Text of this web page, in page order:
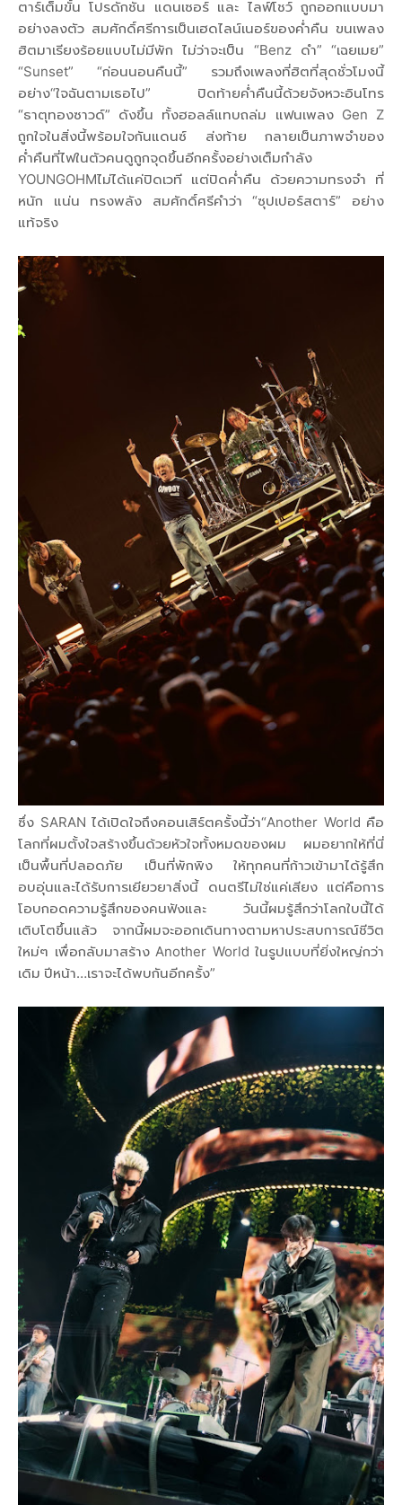
ตาร์เต็มขั้น โปรดักชัน แดนเซอร์ และ ไลฟ์โชว์ ถูกออกแบบมา
อย่างลงตัว สมศักดิ์ศรีการเป็นเฮดไลน์เนอร์ของค่ำคืน ขนเพลง
ฮิตมาเรียงร้อยแบบไม่มีพัก ไม่ว่าจะเป็น “Benz ดำ” “เฉยเมย”
“Sunset” “ก่อนนอนคืนนี้” รวมถึงเพลงที่ฮิตที่สุดชั่วโมงนี้
อย่าง“ใจฉันตามเธอไป” ปิดท้ายค่ำคืนนี้ด้วยจังหวะอินโทร
“ธาตุทองซาวด์” ดังขึ้น ทั้งฮอลล์แทบถล่ม แฟนเพลง Gen Z
ถูกใจในสิ่งนี้พร้อมใจกันแดนซ์ ส่งท้าย กลายเป็นภาพจำของ
ค่ำคืนที่ไฟในตัวคนดูถูกจุดขึ้นอีกครั้งอย่างเต็มกำลัง
YOUNGOHMไม่ได้แค่ปิดเวที แต่ปิดค่ำคืน ด้วยความทรงจำ ที่
หนัก แน่น ทรงพลัง สมศักดิ์ศรีคำว่า “ซุปเปอร์สตาร์” อย่าง
แท้จริง
ซึ่ง SARAN ได้เปิดใจถึงคอนเสิร์ตครั้งนี้ว่า“Another World คือ
โลกที่ผมตั้งใจสร้างขึ้นด้วยหัวใจทั้งหมดของผม ผมอยากให้ที่นี่
เป็นพื้นที่ปลอดภัย เป็นที่พักพิง ให้ทุกคนที่ก้าวเข้ามาได้รู้สึก
อบอุ่นและได้รับการเยียวยาสิ่งนี้ ดนตรีไม่ใช่แค่เสียง แต่คือการ
โอบกอดความรู้สึกของคนฟังและ วันนี้ผมรู้สึกว่าโลกใบนี้ได้
เติบโตขึ้นแล้ว จากนี้ผมจะออกเดินทางตามหาประสบการณ์ชีวิต
ใหม่ๆ เพื่อกลับมาสร้าง Another World ในรูปแบบที่ยิ่งใหญ่กว่า
เดิม ปีหน้า…เราจะได้พบกันอีกครั้ง”